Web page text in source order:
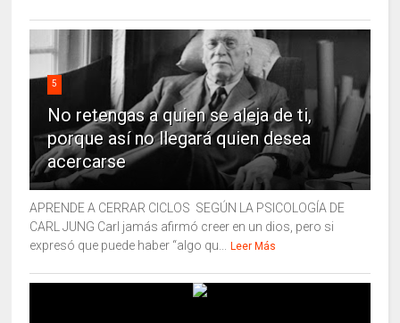
5
No retengas a quien se aleja de ti,
porque así no llegará quien desea
acercarse
APRENDE A CERRAR CICLOS SEGÚN LA PSICOLOGÍA DE
CARL JUNG Carl jamás afirmó creer en un dios, pero si
expresó que puede haber “algo qu...
Leer Más